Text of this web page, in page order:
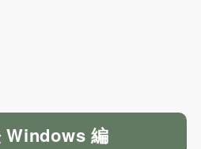
Windows 編